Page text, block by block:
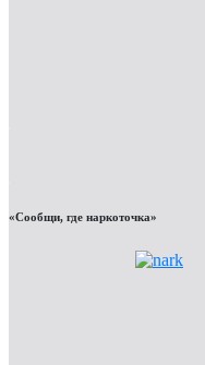
«Сообщи, где наркоточка»